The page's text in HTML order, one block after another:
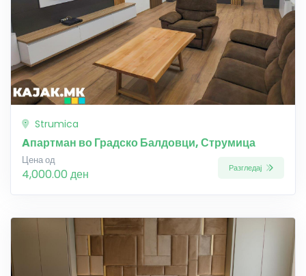
Strumica
Aпартман во Градско Балдовци, Струмица
Цена од
4,000.00 ден Разгледај